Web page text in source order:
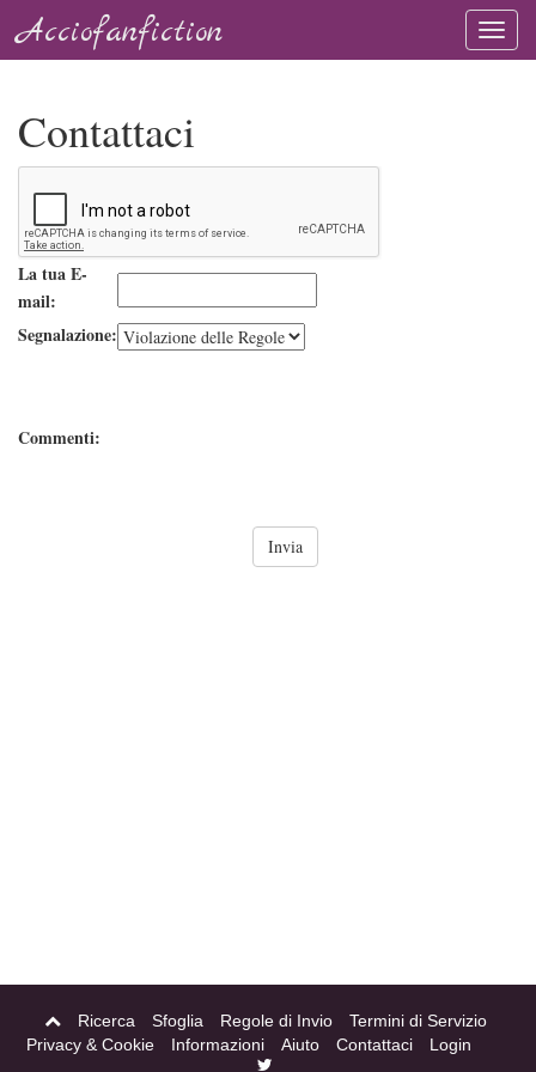
Acciofanfiction
Contattaci
La tua E-
mail:
Segnalazione:
Commenti:
Ricerca Sfoglia Regole di Invio
Termini di Servizio
Privacy & Cookie
Informazioni Aiuto Contattaci Login